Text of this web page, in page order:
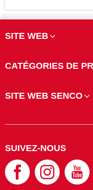
SITE WEB
CATÉGORIES DE
SITE WEB SENCO
SUIVEZ-NOUS